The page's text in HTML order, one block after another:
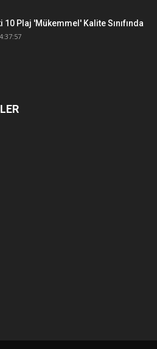
Plaj 'Mükemmel' Kalite Sınıfında